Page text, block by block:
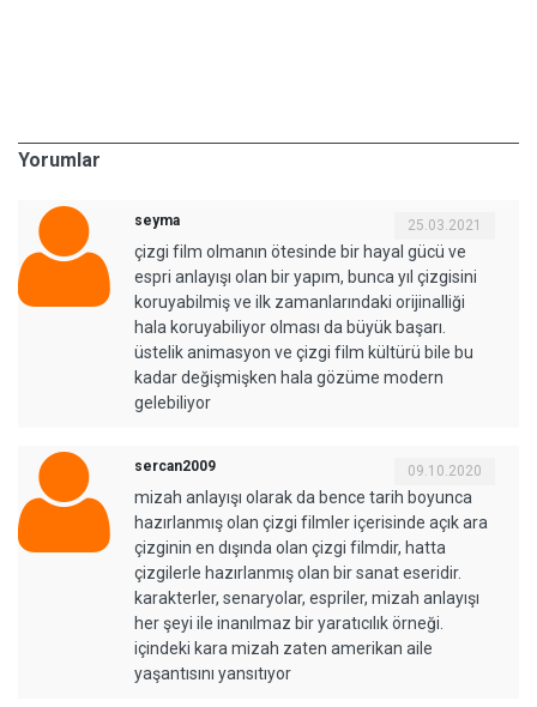
Yorumlar
seyma 25.03.2021
çizgi film olmanın ötesinde bir hayal gücü ve
espri anlayışı olan bir yapım, bunca yıl çizgisini
koruyabilmiş ve ilk zamanlarındaki orijinalliği
hala koruyabiliyor olması da büyük başarı.
üstelik animasyon ve çizgi film kültürü bile bu
kadar değişmişken hala gözüme modern
gelebiliyor
sercan2009 09.10.2020
mizah anlayışı olarak da bence tarih boyunca
hazırlanmış olan çizgi filmler içerisinde açık ara
çizginin en dışında olan çizgi filmdir, hatta
çizgilerle hazırlanmış olan bir sanat eseridir.
karakterler, senaryolar, espriler, mizah anlayışı
her şeyi ile inanılmaz bir yaratıcılık örneği.
içindeki kara mizah zaten amerikan aile
yaşantısını yansıtıyor